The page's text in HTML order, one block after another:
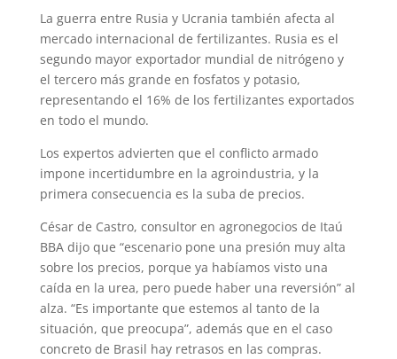
La guerra entre Rusia y Ucrania también afecta al
mercado internacional de fertilizantes. Rusia es el
segundo mayor exportador mundial de nitrógeno y
el tercero más grande en fosfatos y potasio,
representando el 16% de los fertilizantes exportados
en todo el mundo.
Los expertos advierten que el conflicto armado
impone incertidumbre en la agroindustria, y la
primera consecuencia es la suba de precios.
César de Castro, consultor en agronegocios de Itaú
BBA dijo que “escenario pone una presión muy alta
sobre los precios, porque ya habíamos visto una
caída en la urea, pero puede haber una reversión” al
alza. “Es importante que estemos al tanto de la
situación, que preocupa”, además que en el caso
concreto de Brasil hay retrasos en las compras.